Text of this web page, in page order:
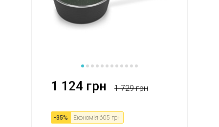
1 124 грн 1 729 грн
-35% Економія 605 грн